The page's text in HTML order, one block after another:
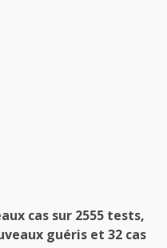
cas sur 2555 tests,
guéris et 32 cas